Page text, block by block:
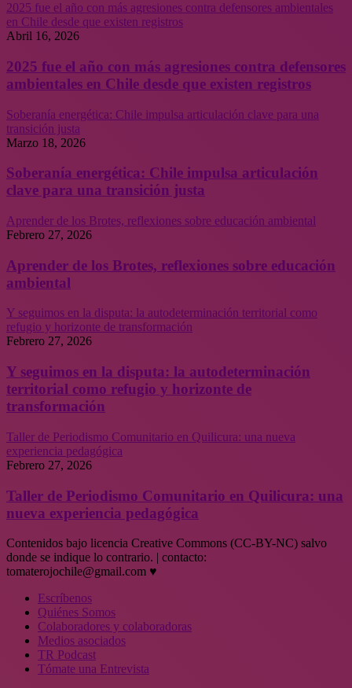
2025 fue el año con más agresiones contra defensores ambientales
en Chile desde que existen registros
Abril 16, 2026
2025 fue el año con más agresiones contra defensores
ambientales en Chile desde que existen registros
Soberanía energética: Chile impulsa articulación clave para una
transición justa
Marzo 18, 2026
Soberanía energética: Chile impulsa articulación
clave para una transición justa
Aprender de los Brotes, reflexiones sobre educación ambiental
Febrero 27, 2026
Aprender de los Brotes, reflexiones sobre educación
ambiental
Y seguimos en la disputa: la autodeterminación territorial como
refugio y horizonte de transformación
Febrero 27, 2026
Y seguimos en la disputa: la autodeterminación
territorial como refugio y horizonte de
transformación
Taller de Periodismo Comunitario en Quilicura: una nueva
experiencia pedagógica
Febrero 27, 2026
Taller de Periodismo Comunitario en Quilicura: una
nueva experiencia pedagógica
Contenidos bajo licencia Creative Commons (CC-BY-NC) salvo
donde se indique lo contrario. | contacto:
tomaterojochile@gmail.com ♥
Escríbenos
Quiénes Somos
Colaboradores y colaboradoras
Medios asociados
TR Podcast
Tómate una Entrevista